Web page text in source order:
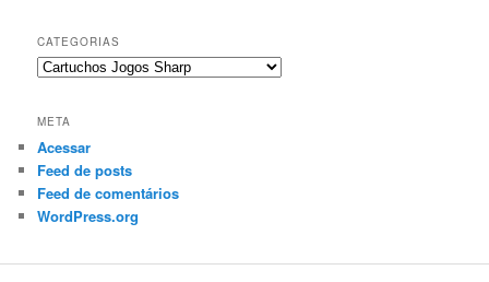
CATEGORIAS
Categorias
META
Acessar
Feed de posts
Feed de comentários
WordPress.org